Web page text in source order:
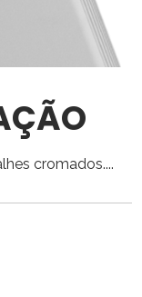
cromados....